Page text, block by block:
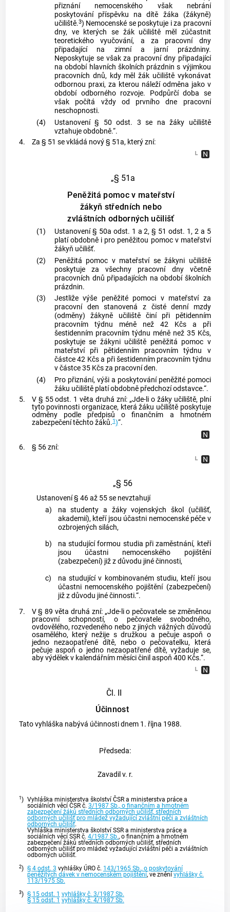
přiznání nemocenského však nebrání
poskytování příspěvku na dítě žáka (žákyně)
učiliště.3) Nemocenské se poskytuje i za pracovní
dny, ve kterých se žák učiliště měl zúčastnit
teoretického vyučování, a za pracovní dny
připadající na zimní a jarní prázdniny.
Neposkytuje se však za pracovní dny připadající
na období hlavních školních prázdnin s výjimkou
pracovních dnů, kdy měl žák učiliště vykonávat
odbornou praxi, za kterou náleží odměna jako v
období odborného rozvoje. Podpůrčí doba se
však počítá vždy od prvního dne pracovní
neschopnosti.
(4)
Ustanovení § 50 odst. 3 se na žáky učiliště
vztahuje obdobně.“.
4.
Za § 51 se vkládá nový § 51a, který zní:
„§ 51a
Peněžitá pomoc v mateřství
žákyň středních nebo
zvláštních odborných učilišť
(1)
Ustanovení § 50a odst. 1 a 2, § 51 odst. 1, 2 a 5
platí obdobně i pro peněžitou pomoc v mateřství
žákyň učilišť.
(2)
Peněžitá pomoc v mateřství se žákyni učiliště
poskytuje za všechny pracovní dny včetně
pracovních dnů připadajících na období školních
prázdnin.
(3)
Jestliže výše peněžité pomoci v mateřství za
pracovní den stanovená z čisté denní mzdy
(odměny) žákyně učiliště činí při pětidenním
pracovním týdnu méně než 42 Kčs a při
šestidenním pracovním týdnu méně než 35 Kčs,
poskytuje se žákyni učiliště peněžitá pomoc v
mateřství při pětidenním pracovním týdnu v
částce 42 Kčs a při šestidenním pracovním týdnu
v částce 35 Kčs za pracovní den.
(4)
Pro přiznání, výši a poskytování peněžité pomoci
žáku učiliště platí obdobně předchozí odstavce.“.
5.
V § 55 odst. 1 věta druhá zní: „Jde-li o žáky učiliště, plní
tyto povinnosti organizace, která žáku učiliště poskytuje
odměny podle předpisů o finančním a hmotném
zabezpečení těchto žáků.1)“.
6. § 56 zní:
„§ 56
Ustanovení § 46 až 55 se nevztahují
a)
na studenty a žáky vojenských škol (učilišť,
akademií), kteří jsou účastni nemocenské péče v
ozbrojených silách,
b)
na studující formou studia při zaměstnání, kteří
jsou účastni nemocenského pojištění
(zabezpečení) již z důvodu jiné činnosti,
c)
na studující v kombinovaném studiu, kteří jsou
účastni nemocenského pojištění (zabezpečení)
již z důvodu jiné činnosti.“.
7.
V § 89 věta druhá zní: „Jde-li o pečovatele se změněnou
pracovní schopností, o pečovatele svobodného,
ovdovělého, rozvedeného nebo z jiných vážných důvodů
osamělého, který nežije s družkou a pečuje aspoň o
jedno nezaopatřené dítě, nebo o pečovatelku, která
pečuje aspoň o jedno nezaopatřené dítě, vyžaduje se,
aby výdělek v kalendářním měsíci činil aspoň 400 Kčs.“.
Čl. II
Účinnost
Tato vyhláška nabývá účinnosti dnem 1. října 1988.
Předseda:
Zavadil v. r.
1) Vyhláška ministerstva školství ČSR a ministerstva práce a
sociálních věcí ČSR č. 3/1987 Sb., o finančním a hmotném
zabezpečení žáků středních odborných učilišť, středních
odborných učilišť pro mládež vyžadující zvláštní péči a zvláštních
odborných učilišť.
Vyhláška ministerstva školství SSR a ministerstva práce a
sociálních věcí SSR č. 4/1987 Sb., o finančním a hmotném
zabezpečení žáků středních odborných učilišť, středních
odborných učilišť pro mládež vyžadující zvláštní péči a zvláštních
odborných učilišť.
2) § 4 odst. 3 vyhlášky ÚRO č. 143/1965 Sb., o poskytování
peněžitých dávek v nemocenském pojištění, ve znění vyhlášky č.
113/1975 Sb.
3) § 15 odst. 1 vyhlášky č. 3/1987 Sb.
§ 15 odst. 1 vyhlášky č. 4/1987 Sb.